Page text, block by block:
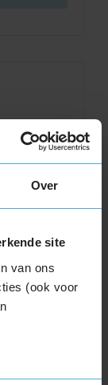
Over
site
van ons
(ook voor
D 131pk